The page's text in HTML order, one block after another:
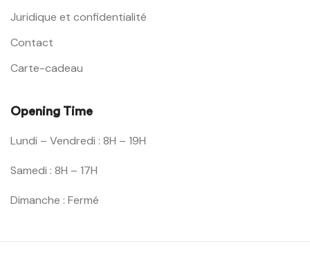
Juridique et confidentialité
Contact
Carte-cadeau
Opening Time
Lundi – Vendredi : 8H – 19H
Samedi : 8H – 17H
Dimanche : Fermé